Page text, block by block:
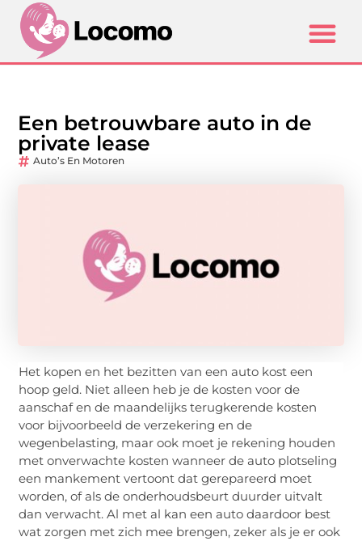
Een betrouwbare auto in de
private lease
Auto’s En Motoren
Het kopen en het bezitten van een auto kost een
hoop geld. Niet alleen heb je de kosten voor de
aanschaf en de maandelijks terugkerende kosten
voor bijvoorbeeld de verzekering en de
wegenbelasting, maar ook moet je rekening houden
met onverwachte kosten wanneer de auto plotseling
een mankement vertoont dat gerepareerd moet
worden, of als de onderhoudsbeurt duurder uitvalt
dan verwacht. Al met al kan een auto daardoor best
wat zorgen met zich mee brengen, zeker als je er ook